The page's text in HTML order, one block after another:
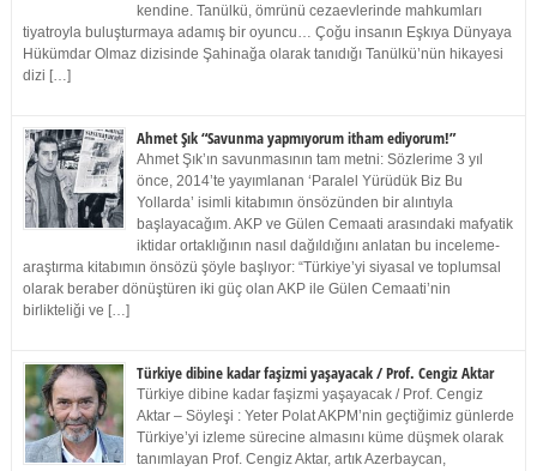
kendine. Tanülkü, ömrünü cezaevlerinde mahkumları
tiyatroyla buluşturmaya adamış bir oyuncu… Çoğu insanın Eşkıya Dünyaya
Hükümdar Olmaz dizisinde Şahinağa olarak tanıdığı Tanülkü’nün hikayesi
dizi […]
Ahmet Şık “Savunma yapmıyorum itham ediyorum!”
Ahmet Şık’ın savunmasının tam metni: Sözlerime 3 yıl
önce, 2014’te yayımlanan ‘Paralel Yürüdük Biz Bu
Yollarda’ isimli kitabımın önsözünden bir alıntıyla
başlayacağım. AKP ve Gülen Cemaati arasındaki mafyatik
iktidar ortaklığının nasıl dağıldığını anlatan bu inceleme-
araştırma kitabımın önsözü şöyle başlıyor: “Türkiye’yi siyasal ve toplumsal
olarak beraber dönüştüren iki güç olan AKP ile Gülen Cemaati’nin
birlikteliği ve […]
Türkiye dibine kadar faşizmi yaşayacak / Prof. Cengiz Aktar
Türkiye dibine kadar faşizmi yaşayacak / Prof. Cengiz
Aktar – Söyleşi : Yeter Polat AKPM’nin geçtiğimiz günlerde
Türkiye’yi izleme sürecine almasını küme düşmek olarak
tanımlayan Prof. Cengiz Aktar, artık Azerbaycan,